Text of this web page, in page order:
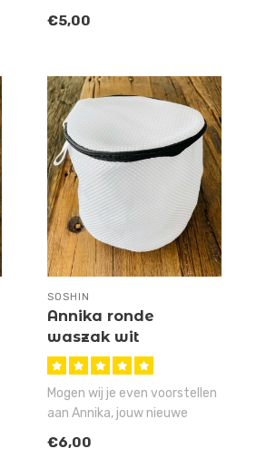
zwarte ..
€5,00
SOSHIN
Annika ronde
waszak wit
Mogen wij je even voorstellen
aan Annika, jouw nieuwe
€6,00